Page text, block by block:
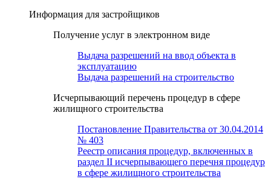
Информация для застройщиков
Получение услуг в электронном виде
Выдача разрешений на ввод объекта в
эксплуатацию
Выдача разрешений на строительство
Исчерпывающий перечень процедур в сфере
жилищного строительства
Постановление Правительства от 30.04.2014
№ 403
Реестр описания процедур, включенных в
раздел II исчерпывающего перечня процедур
в сфере жилищного строительства